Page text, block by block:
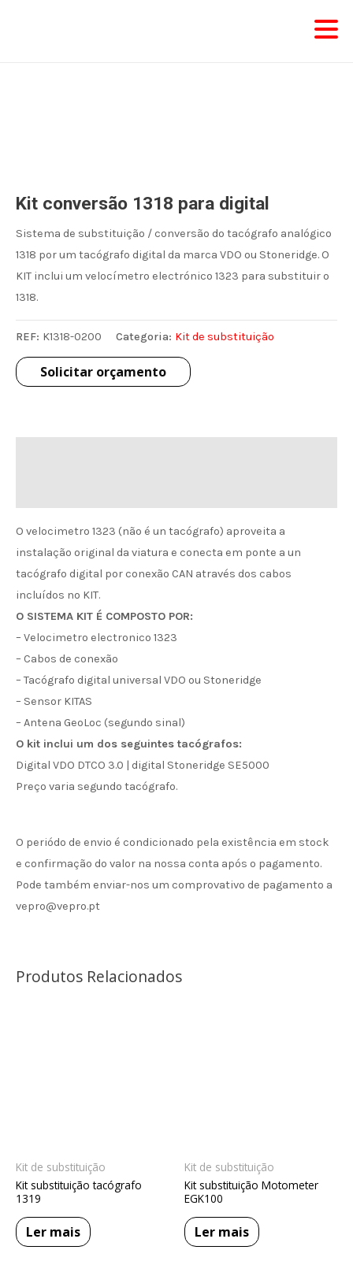
Kit conversão 1318 para digital
Sistema de substituição / conversão do tacógrafo analógico
1318 por um tacógrafo digital da marca VDO ou Stoneridge. O
KIT inclui um velocímetro electrónico 1323 para substituir o
1318.
REF: K1318-0200 Categoria: Kit de substituição
Solicitar orçamento
O velocimetro 1323 (não é un tacógrafo) aproveita a
instalação original da viatura e conecta em ponte a un
tacógrafo digital por conexão CAN através dos cabos
incluídos no KIT.
O SISTEMA KIT É COMPOSTO POR:
– Velocimetro electronico 1323
– Cabos de conexão
– Tacógrafo digital universal VDO ou Stoneridge
– Sensor KITAS
– Antena GeoLoc (segundo sinal)
O kit inclui um dos seguintes tacógrafos:
Digital VDO DTCO 3.0 | digital Stoneridge SE5000
Preço varia segundo tacógrafo.
O periódo de envio é condicionado pela existência em stock
e confirmação do valor na nossa conta após o pagamento.
Pode também enviar-nos um comprovativo de pagamento a
vepro@vepro.pt
Produtos Relacionados
Kit de substituição
Kit substituição tacógrafo
1319
Ler mais
Kit de substituição
Kit substituição Motometer
EGK100
Ler mais